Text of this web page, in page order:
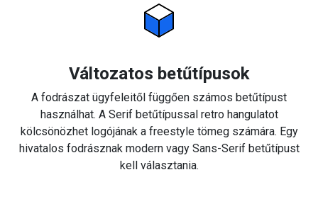
Változatos betűtípusok
A fodrászat ügyfeleitől függően számos betűtípust
használhat. A Serif betűtípussal retro hangulatot
kölcsönözhet logójának a freestyle tömeg számára. Egy
hivatalos fodrásznak modern vagy Sans-Serif betűtípust
kell választania.